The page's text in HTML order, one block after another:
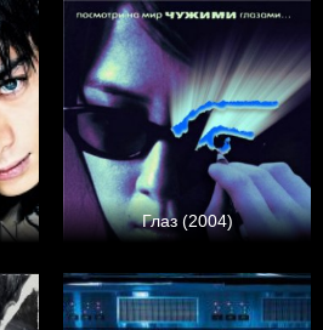
Глаз (2004)